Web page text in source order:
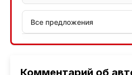
Комментарий об
Все предложения
АСБ лизинг